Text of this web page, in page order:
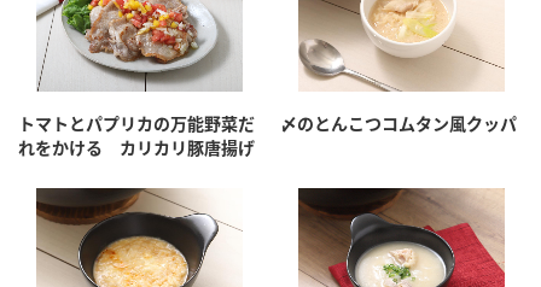
みりん風・料理酒 鍋用調味料
スープ 中華
ブランド・スペシャルサイト トップ
商品ブランドサイト
くらしプラ酢
カンタン酢
お酢ドリンク
味ぽん
企業情報
国内事業概要
ミツカングループについて
企業理念
ミツカンを知る
トマトとパプリカの万能野菜だ
れをかける カリカリ豚唐揚げ
〆のとんこつコムタン風クッパ